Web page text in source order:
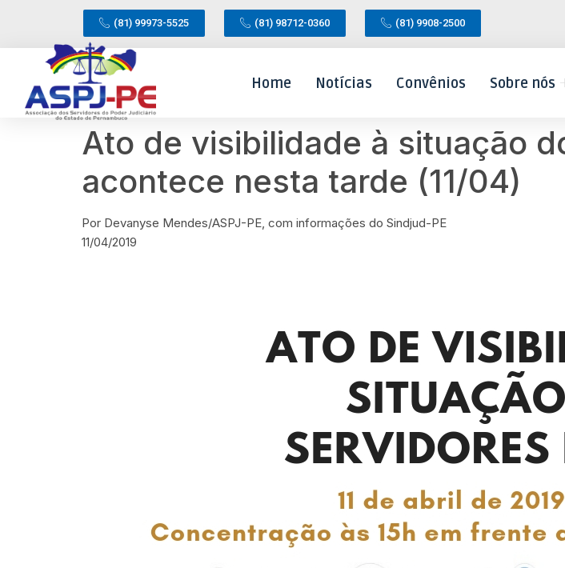
(81) 99973-5525 (81) 98712-0360 (81) 9908-2500
Home Notícias Convênios Sobre nós
Ato de visibilidade à situação
acontece nesta tarde (11/04)
Por Devanyse Mendes/ASPJ-PE, com informações do Sindjud-PE
11/04/2019